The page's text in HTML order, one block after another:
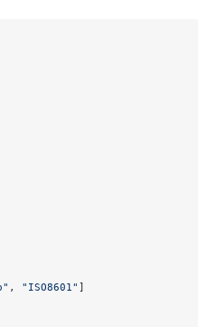
, "ISO8601" ]